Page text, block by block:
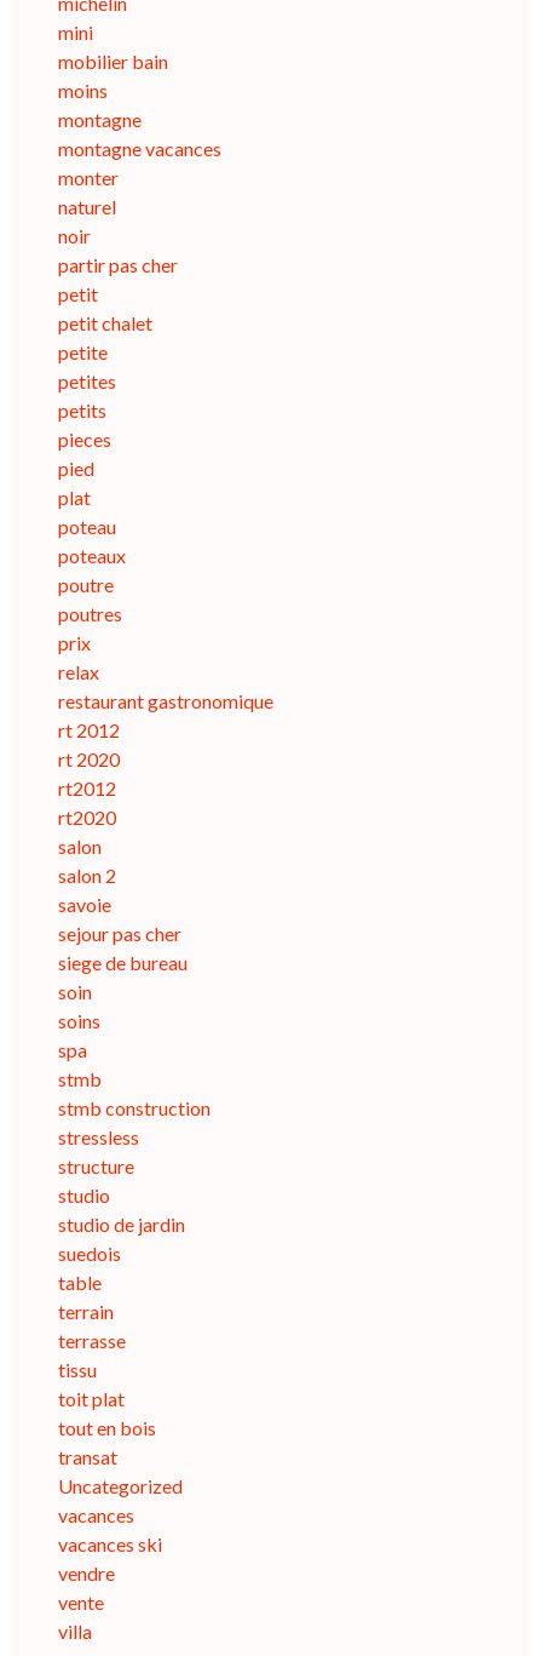
mini
mobilier bain
moins
montagne
montagne vacances
monter
naturel
noir
partir pas cher
petit
petit chalet
petite
petites
petits
pieces
pied
plat
poteau
poteaux
poutre
poutres
prix
relax
restaurant gastronomique
rt 2012
rt 2020
rt2012
rt2020
salon
salon 2
savoie
sejour pas cher
siege de bureau
soin
soins
spa
stmb
stmb construction
stressless
structure
studio
studio de jardin
suedois
table
terrain
terrasse
tissu
toit plat
tout en bois
transat
Uncategorized
vacances
vacances ski
vendre
vente
villa